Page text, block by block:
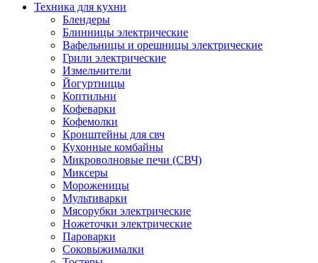
Техника для кухни
Блендеры
Блинницы электрические
Вафельницы и орешницы электрические
Грили электрические
Измельчители
Йогуртницы
Коптильни
Кофеварки
Кофемолки
Кронштейны для свч
Кухонные комбайны
Микроволновые печи (СВЧ)
Миксеры
Мороженицы
Мультиварки
Мясорубки электрические
Ножеточки электрические
Пароварки
Соковыжималки